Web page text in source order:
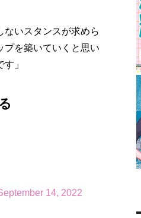
いスタンスが求めら
プを築いていくと思い
」
14, 2022